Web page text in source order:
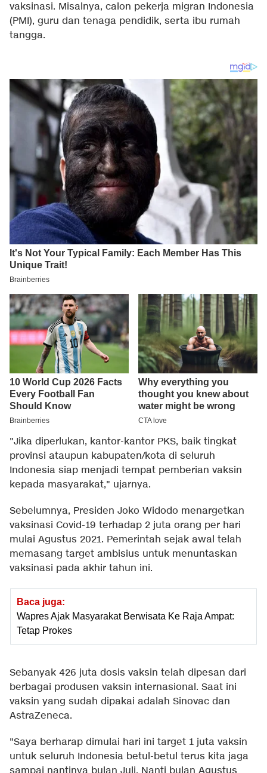
vaksinasi. Misalnya, calon pekerja migran Indonesia
(PMI), guru dan tenaga pendidik, serta ibu rumah
tangga.
"Jika diperlukan, kantor-kantor PKS, baik tingkat
provinsi ataupun kabupaten/kota di seluruh
Indonesia siap menjadi tempat pemberian vaksin
kepada masyarakat," ujarnya.
Sebelumnya, Presiden Joko Widodo menargetkan
vaksinasi Covid-19 terhadap 2 juta orang per hari
mulai Agustus 2021. Pemerintah sejak awal telah
memasang target ambisius untuk menuntaskan
vaksinasi pada akhir tahun ini.
Baca juga:
Wapres Ajak Masyarakat Berwisata Ke Raja Ampat:
Tetap Prokes
Sebanyak 426 juta dosis vaksin telah dipesan dari
berbagai produsen vaksin internasional. Saat ini
vaksin yang sudah dipakai adalah Sinovac dan
AstraZeneca.
"Saya berharap dimulai hari ini target 1 juta vaksin
untuk seluruh Indonesia betul-betul terus kita jaga